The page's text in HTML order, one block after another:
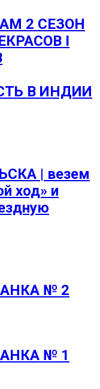
2 СЕЗОН
I
В ИНДИИ
| везем
ход» и
№ 2
№ 1